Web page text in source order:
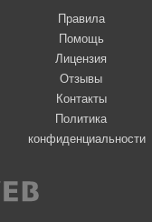
Правила
Помощь
Лицензия
Отзывы
Контакты
Политика
конфиденциальности